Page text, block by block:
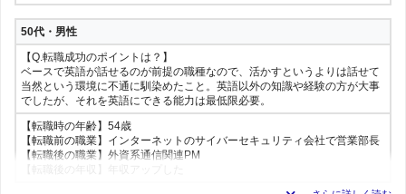
50代・男性
【Q.転職成功のポイントは？】
ベースで英語が話せるのが前提の職種なので、活かすというよりは話せて
当然という環境に不通に馴染めたこと。英語以外の知識や経験の方が大事
でしたが、それを英語にできる能力は最低限必要。
【転職時の年齢】54歳
【転職前の職業】インターネットのサイバーセキュリティ会社で営業部長
【転職後の職業】外資系通信関連PM